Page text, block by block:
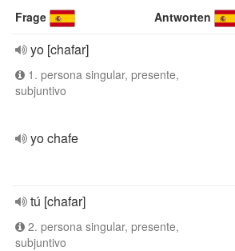
Frage Antworten
yo [chafar]
1. persona singular, presente,
subjuntivo
yo chafe
tú [chafar]
2. persona singular, presente,
subjuntivo